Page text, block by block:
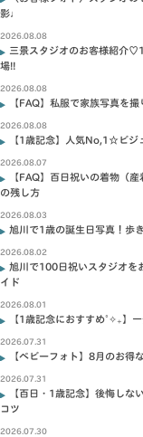
影♩
2026.08.08
三景スタジオのお客様紹介
場!!
2026.08.08
【FAQ】私服で家族写真を
2026.08.08
【1歳記念】人気No,1☆ビジ
2026.08.07
【FAQ】百日祝いの着物（
の残し方
2026.08.03
旭川で1歳の誕生日写真！歩
2026.08.02
旭川で100日祝いスタジオを
イド
2026.08.01
【1歳記念におすすめ˚✧₊】
2026.07.31
【ベビーフォト】8月のお得
2026.07.31
【百日・1歳記念】後悔しな
コツ
2026.07.30